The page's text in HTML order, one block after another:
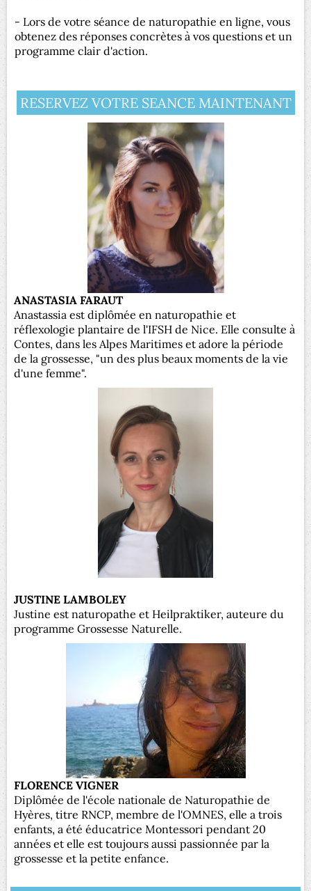
- Lors de votre séance de naturopathie en ligne, vous
obtenez des réponses concrètes à vos questions et un
programme clair d'action.
RESERVEZ VOTRE SEANCE MAINTENANT
ANASTASIA FARAUT
Anastassia est diplômée en naturopathie et
réflexologie plantaire de l'IFSH de Nice. Elle consulte à
Contes, dans les Alpes Maritimes et adore la période
de la grossesse, "un des plus beaux moments de la vie
d'une femme".
JUSTINE LAMBOLEY
Justine est naturopathe et Heilpraktiker, auteure du
programme Grossesse Naturelle.
FLORENCE VIGNER
Diplômée de l'école nationale de Naturopathie de
Hyères, titre RNCP, membre de l'OMNES, elle a trois
enfants, a été éducatrice Montessori pendant 20
années et elle est toujours aussi passionnée par la
grossesse et la petite enfance.